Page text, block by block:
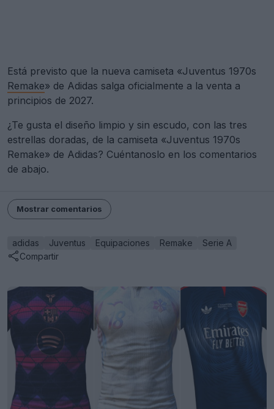
Está previsto que la nueva camiseta «Juventus 1970s
Remake» de Adidas salga oficialmente a la venta a
principios de 2027.
¿Te gusta el diseño limpio y sin escudo, con las tres
estrellas doradas, de la camiseta «Juventus 1970s
Remake» de Adidas? Cuéntanoslo en los comentarios
de abajo.
Mostrar comentarios
adidas Juventus Equipaciones Remake
Serie A
Compartir